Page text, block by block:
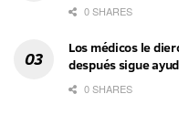
0 SHARES
Los médicos le
después sigue
0 SHARES